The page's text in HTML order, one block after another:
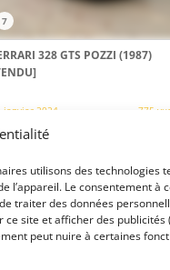
utilisons des technologies
l’appareil. Le consentement à
traiter des données
site et afficher des publicités
peut nuire à certaines
7
328 GTS POZZI (1987)
janvier 2024 775
Ferrari 328 GTS 1987.
la route !